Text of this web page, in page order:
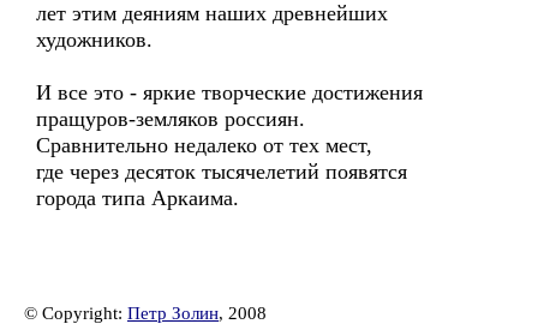
лет этим деяниям наших древнейших
художников.
И все это - яркие творческие достижения
пращуров-земляков россиян.
Сравнительно недалеко от тех мест,
где через десяток тысячелетий появятся
города типа Аркаима.
© Copyright: Петр Золин, 2008